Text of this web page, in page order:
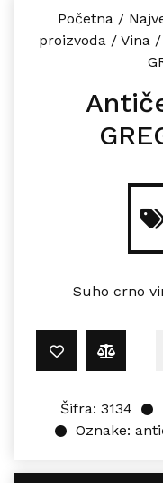
Početna /
proizvoda / Vina /
Suho crno
Šifra: 3134
Oznake: